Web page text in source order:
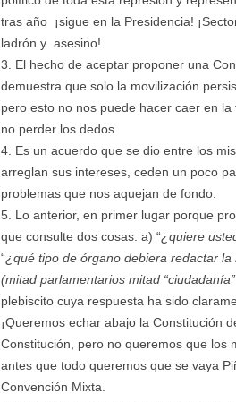
tras año ¡sigue en la Presidencia!
ladrón y asesino!
El hecho de aceptar proponer una
demuestra que solo la movilización
pero esto no nos puede hacer caer en
no perder los dedos.
Es un acuerdo que se dio entre los
arreglan sus intereses, ceden un poco
problemas que nos aquejan de fondo.
Lo anterior, en primer lugar porque
que consulte dos cosas: a) “¿quiere
“¿qué tipo de órgano debiera redactar
(mitad parlamentarios mitad
plebiscito cuya respuesta ha sido
¡Queremos echar abajo la Constitución
Constitución, pero no queremos que los
antes que todo queremos que se vaya
Convención Mixta.